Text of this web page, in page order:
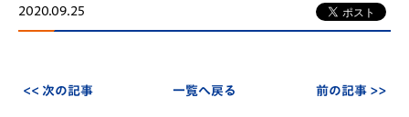
2020.09.25
<< 次の記事 一覧へ戻る 前の記事 >>